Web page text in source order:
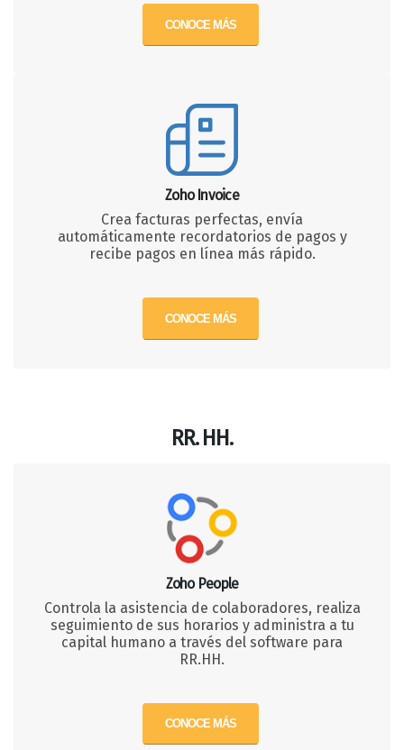
CONOCE MÁS
Zoho Invoice
Crea facturas perfectas, envía
automáticamente recordatorios de pagos y
recibe pagos en línea más rápido.
CONOCE MÁS
RR. HH.
Zoho People
Controla la asistencia de colaboradores, realiza
seguimiento de sus horarios y administra a tu
capital humano a través del software para
RR.HH.
CONOCE MÁS